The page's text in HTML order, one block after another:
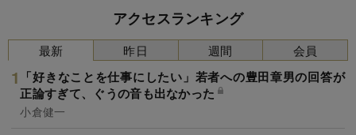
アクセスランキング
最新
「好きなことを仕事にしたい」若者への豊田章男の回答が
正論すぎて、ぐうの音も出なかった
小倉健一
昨日 週間 会員